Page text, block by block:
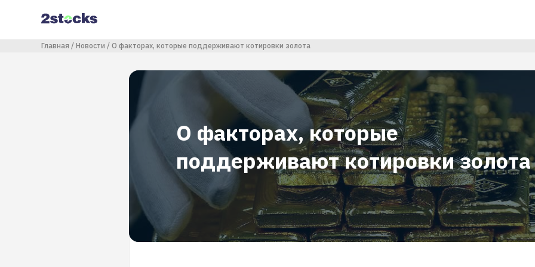
содержанию
Строка навигации
Главная Новости О факторах, которые поддерживают котировки золота
О факторах, которые
поддерживают котировки золота